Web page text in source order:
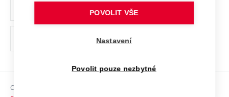
Ochrana osobních údajů
odkaz)
Sociální bezpečí
Copyright © 2026 VUT
POVOLIT VŠE
Nastavení
Povolit pouze nezbytné